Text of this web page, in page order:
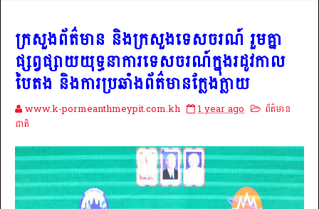
ក្រសួងព័ត៌មាន និងក្រសួងទេសចរណ៍ រួមគ្នា
ផ្សព្វផ្សាយយុទ្ធនាការទេសចរណ៍ក្នុងរដូវកាល
បៃតង និងការប្រឆាំងព័ត៌មានក្លែងក្លាយ
www.k-pormeanthmeypit.com.kh 1 year ago
ព័ត៌មាន
ជាតិ